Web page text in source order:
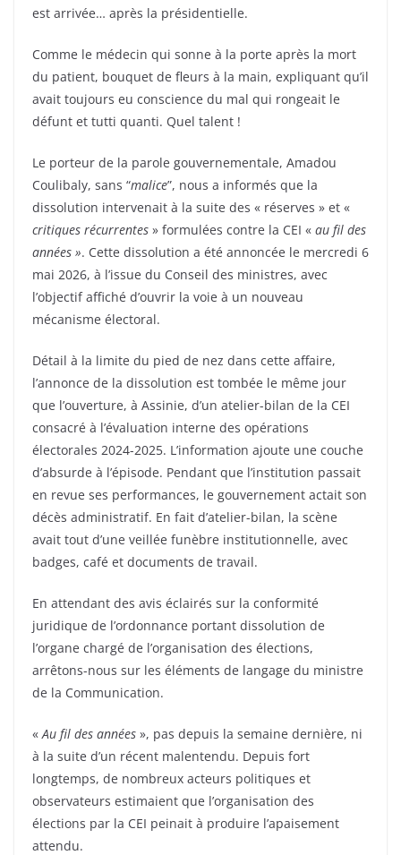
est arrivée… après la présidentielle.
Comme le médecin qui sonne à la porte après la mort
du patient, bouquet de fleurs à la main, expliquant qu’il
avait toujours eu conscience du mal qui rongeait le
défunt et tutti quanti. Quel talent !
Le porteur de la parole gouvernementale, Amadou
Coulibaly, sans “malice”, nous a informés que la
dissolution intervenait à la suite des « réserves » et «
critiques récurrentes » formulées contre la CEI « au fil des
années ». Cette dissolution a été annoncée le mercredi 6
mai 2026, à l’issue du Conseil des ministres, avec
l’objectif affiché d’ouvrir la voie à un nouveau
mécanisme électoral.
Détail à la limite du pied de nez dans cette affaire,
l’annonce de la dissolution est tombée le même jour
que l’ouverture, à Assinie, d’un atelier-bilan de la CEI
consacré à l’évaluation interne des opérations
électorales 2024-2025. L’information ajoute une couche
d’absurde à l’épisode. Pendant que l’institution passait
en revue ses performances, le gouvernement actait son
décès administratif. En fait d’atelier-bilan, la scène
avait tout d’une veillée funèbre institutionnelle, avec
badges, café et documents de travail.
En attendant des avis éclairés sur la conformité
juridique de l’ordonnance portant dissolution de
l’organe chargé de l’organisation des élections,
arrêtons-nous sur les éléments de langage du ministre
de la Communication.
« Au fil des années », pas depuis la semaine dernière, ni
à la suite d’un récent malentendu. Depuis fort
longtemps, de nombreux acteurs politiques et
observateurs estimaient que l’organisation des
élections par la CEI peinait à produire l’apaisement
attendu.